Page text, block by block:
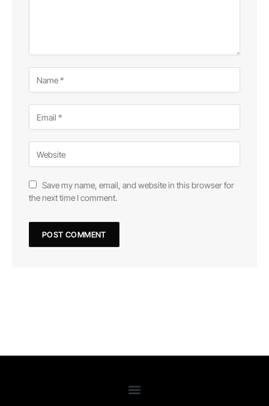
Save my name, email, and website in this browser for
the next time I comment.